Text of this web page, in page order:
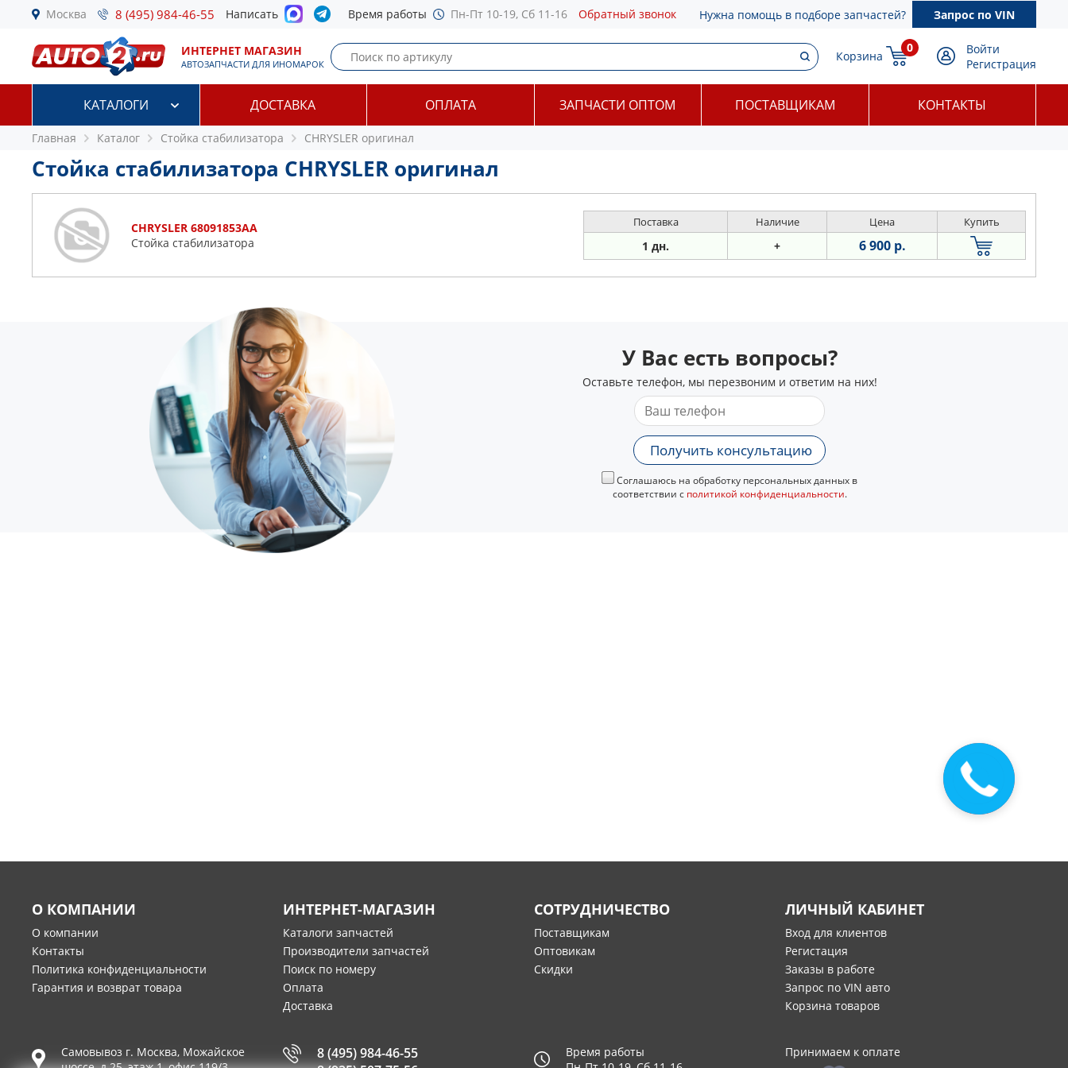
Москва 8 (495) 984-46-55 Написать Время работы Пн-Пт 10-19, Сб 11-16 Обратный звонок Нужна помощь в подборе запчастей? Запрос по VIN
ИНТЕРНЕТ МАГАЗИН
АВТОЗАПЧАСТИ ДЛЯ ИНОМАРОК
Корзина
0
Войти
Регистрация
КАТАЛОГИ ДОСТАВКА ОПЛАТА ЗАПЧАСТИ ОПТОМ ПОСТАВЩИКАМ КОНТАКТЫ
Главная Каталог Стойка стабилизатора CHRYSLER оригинал
Стойка стабилизатора CHRYSLER оригинал
CHRYSLER 68091853AA
Стойка стабилизатора
Поставка Наличие Цена Купить
1 дн. + 6 900 р.
У Вас есть вопросы?
Оставьте телефон, мы перезвоним и ответим на них!
Получить консультацию
Соглашаюсь на обработку персональных данных в
соответствии с политикой конфиденциальности.
О КОМПАНИИ
О компании
Контакты
Политика конфиденциальности
Гарантия и возврат товара
ИНТЕРНЕТ-МАГАЗИН
Каталоги запчастей
Производители запчастей
Поиск по номеру
Оплата
Доставка
СОТРУДНИЧЕСТВО
Поставщикам
Оптовикам
Скидки
ЛИЧНЫЙ КАБИНЕТ
Вход для клиентов
Регистация
Заказы в работе
Запрос по VIN авто
Корзина товаров
Самовывоз г. Москва, Можайское
8 (495) 984-46-55
Время работы
Принимаем к оплате
Закажите
звонок